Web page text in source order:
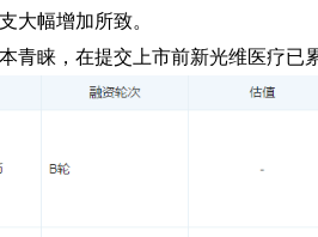
大幅增加所致。
青睐，在提交上市前新光维医疗已